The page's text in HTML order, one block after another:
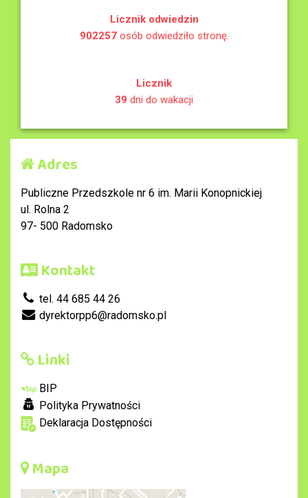
Licznik odwiedzin
902257osób odwiedziło stronę.
Licznik
39 dni do wakacji
Adres
Publiczne Przedszkole nr 6 im. Marii Konopnickiej
ul. Rolna 2
97- 500 Radomsko
Kontakt
tel. 44 685 44 26
dyrektorpp6@radomsko.pl
Linki
BIP
Polityka Prywatności
Deklaracja Dostępności
Mapa